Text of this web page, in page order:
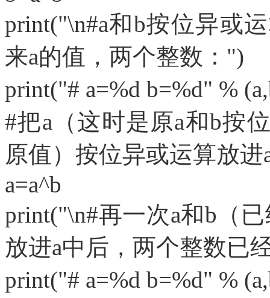
print("\n#a和b按位异或
来a的值，两个整数：")
print("# a=%d b=%d" %
#把a（这时是原a和b按
原值）按位异或运算放
a=a^b
print("\n#再一次a和b（
放进a中后，两个整数已
print("# a=%d b=%d" %